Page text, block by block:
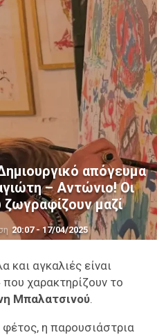
απόγευμα
– Αντώνιο! Οι
μαζί
20:07 - 17/04/2025
και αγκαλιές είναι
χαρακτηρίζουν το
Μπαλατσινού.
η παρουσιάστρια